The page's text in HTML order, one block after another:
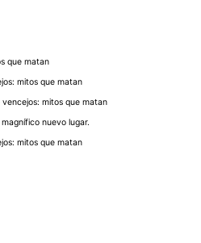
que matan
mitos que matan
vencejos: mitos que matan
nuevo lugar.
mitos que matan